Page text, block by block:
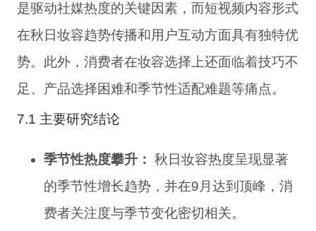
是驱动社媒热度的关键因素，而短视频内容形式
在秋日妆容趋势传播和用户互动方面具有独特优
势。此外，消费者在妆容选择上还面临着技巧不
足、产品选择困难和季节性适配难题等痛点。
7.1 主要研究结论
季节性热度攀升： 秋日妆容热度呈现显著
的季节性增长趋势，并在9月达到顶峰，消
费者关注度与季节变化密切相关。